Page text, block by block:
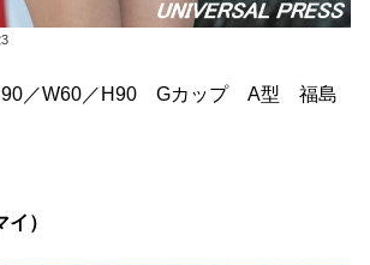
／W60／H90 Gカップ A型 福島
）